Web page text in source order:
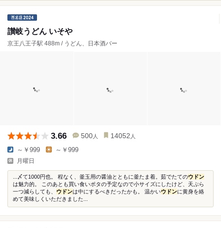
讃岐うどん いそや
京王八王子駅 488m / うどん、日本酒バー
3.66 500 人 14052 人
～￥999 ～￥999
月曜日
...〆て1000円也。 程なく、釜玉用の醤油とともに釜たま着。茹でたてのウドン
は魅力的。 このあとも買い食いポタの予定なので小サイズにしたけど、天ぷら
一つ減らしても、 ウドンは中にするべきだったかも。 温かいウドンに黄身を絡
めて美味しくいただきました...